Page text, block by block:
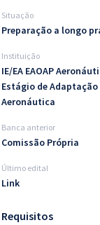
Situação
Preparação a longo
Instituição
IE/EA EAOAP
Estágio de
Aeronáutica
Banca anterior
Comissão Própria
Último edital
Link
Requisitos